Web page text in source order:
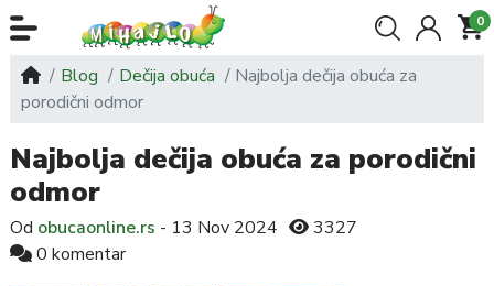
0
Blog Dečija obuća
Najbolja dečija obuća za
porodični odmor
Najbolja dečija obuća za porodični
odmor
Od obucaonline.rs - 13 Nov 2024
3327
0 komentar